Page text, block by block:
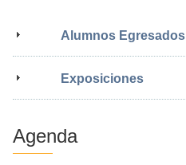
Alumnos Egresados
Exposiciones
Agenda